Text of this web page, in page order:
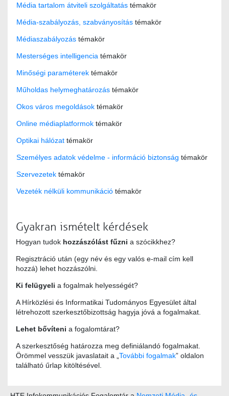
Média tartalom átviteli szolgáltatás témakör
Média-szabályozás, szabványosítás témakör
Médiaszabályozás témakör
Mesterséges intelligencia témakör
Minőségi paraméterek témakör
Műholdas helymeghatározás témakör
Okos város megoldások témakör
Online médiaplatformok témakör
Optikai hálózat témakör
Személyes adatok védelme - információ biztonság témakör
Szervezetek témakör
Vezeték nélküli kommunikáció témakör
Gyakran ismételt kérdések
Hogyan tudok hozzászólást fűzni a szócikkhez?
Regisztráció után (egy név és egy valós e-mail cím kell
hozzá) lehet hozzászólni.
Ki felügyeli a fogalmak helyességét?
A Hírközlési és Informatikai Tudományos Egyesület által
létrehozott szerkesztőbizottság hagyja jóvá a fogalmakat.
Lehet bővíteni a fogalomtárat?
A szerkesztőség határozza meg definiálandó fogalmakat.
Örömmel vesszük javaslatait a „ További fogalmak” oldalon
található űrlap kitöltésével.